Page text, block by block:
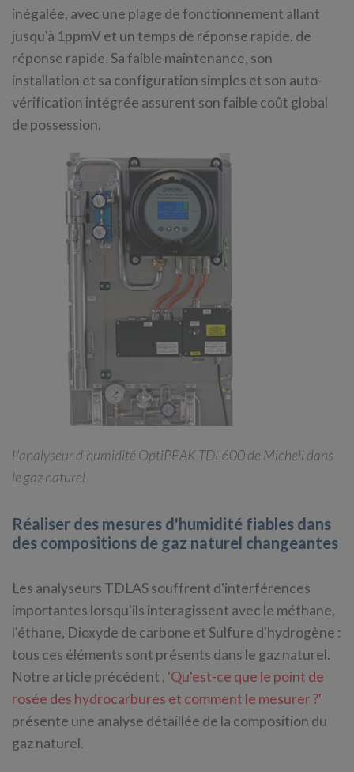
inégalée, avec une plage de fonctionnement allant
jusqu'à 1ppmV et un temps de réponse rapide. de
réponse rapide. Sa faible maintenance, son
installation et sa configuration simples et son auto-
vérification intégrée assurent son faible coût global
de possession.
L'analyseur d'humidité OptiPEAK TDL600 de Michell dans
le gaz naturel
Réaliser des mesures d'humidité fiables dans
des compositions de gaz naturel changeantes
Les analyseurs TDLAS souffrent d'interférences
importantes lorsqu'ils interagissent avec le méthane,
l'éthane, Dioxyde de carbone et Sulfure d'hydrogène :
tous ces éléments sont présents dans le gaz naturel.
Notre article précédent , 'Qu'est-ce que le point de
rosée des hydrocarbures et comment le mesurer ?'
présente une analyse détaillée de la composition du
gaz naturel.